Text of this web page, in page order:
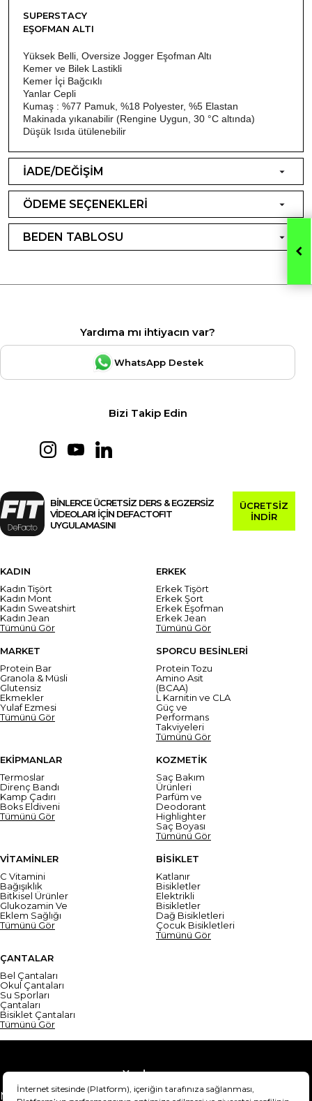
SUPERSTACY
EŞOFMAN ALTI
Yüksek Belli, Oversize Jogger Eşofman Altı
Kemer ve Bilek Lastikli
Kemer İçi Bağcıklı
Yanlar Cepli
Kumaş : %77 Pamuk, %18 Polyester, %5 Elastan
Makinada yıkanabilir (Rengine Uygun, 30 °C altında)
Düşük Isıda ütülenebilir
İADE/DEĞİŞİM
ÖDEME SEÇENEKLERİ
BEDEN TABLOSU
Yardıma mı ihtiyacın var?
WhatsApp Destek
Bizi Takip Edin
BİNLERCE ÜCRETSİZ DERS & EGZERSİZ
VİDEOLARI İÇİN DEFACTOFIT
UYGULAMASINI
ÜCRETSİZ
İNDİR
KADIN
Kadın Tişört
Kadın Mont
Kadın Sweatshirt
Kadın Jean
Tümünü Gör
ERKEK
Erkek Tişört
Erkek Şort
Erkek Eşofman
Erkek Jean
Tümünü Gör
MARKET
Protein Bar
Granola & Müsli
Glutensiz
Ekmekler
Yulaf Ezmesi
Tümünü Gör
SPORCU BESİNLERİ
Protein Tozu
Amino Asit
(BCAA)
L Karnitin ve CLA
Güç ve
Performans
Takviyeleri
Tümünü Gör
EKİPMANLAR
Termoslar
Direnç Bandı
Kamp Çadırı
Boks Eldiveni
Tümünü Gör
KOZMETİK
Saç Bakım
Ürünleri
Parfüm ve
Deodorant
Highlighter
Saç Boyası
Tümünü Gör
VİTAMİNLER
C Vitamini
Bağışıklık
Bitkisel Ürünler
Glukozamin Ve
Eklem Sağlığı
Tümünü Gör
BİSİKLET
Katlanır
Bisikletler
Elektrikli
Bisikletler
Dağ Bisikletleri
Çocuk Bisikletleri
Tümünü Gör
ÇANTALAR
Bel Çantaları
Okul Çantaları
Su Sporları
Çantaları
Bisiklet Çantaları
Tümünü Gör
Yardım
Mesafeli Satış Sözleşmesi
Teslimat Bilgisi